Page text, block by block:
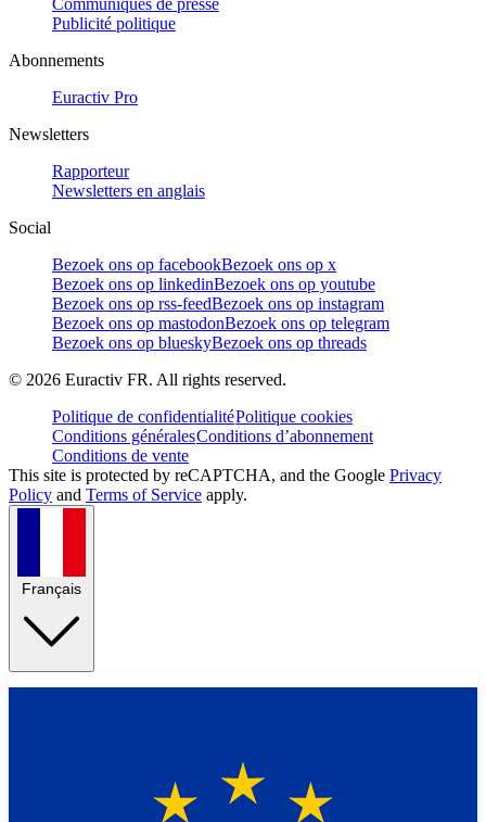
Communiqués de presse
Publicité politique
Abonnements
Euractiv Pro
Newsletters
Rapporteur
Newsletters en anglais
Social
Bezoek ons op facebookBezoek ons op x
Bezoek ons op linkedinBezoek ons op youtube
Bezoek ons op rss-feedBezoek ons op instagram
Bezoek ons op mastodonBezoek ons op telegram
Bezoek ons op blueskyBezoek ons op threads
© 2026 Euractiv FR. All rights reserved.
Politique de confidentialitéPolitique cookies
Conditions généralesConditions d’abonnement
Conditions de vente
This site is protected by reCAPTCHA, and the Google Privacy
Policy and Terms of Service apply.
Français